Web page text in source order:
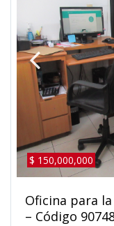
$ 150,000,000
Oficina para
– Código